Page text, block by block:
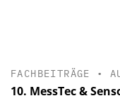
FACHBEITRÄGE •
10. MessTec &